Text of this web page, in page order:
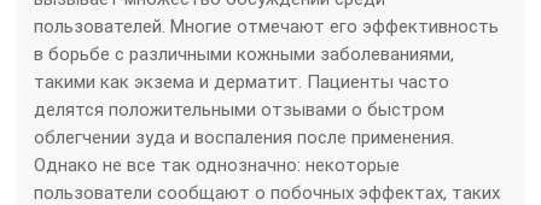
пользователей. Многие отмечают его эффективность
в борьбе с различными кожными заболеваниями,
такими как экзема и дерматит. Пациенты часто
делятся положительными отзывами о быстром
облегчении зуда и воспаления после применения.
Однако не все так однозначно: некоторые
пользователи сообщают о побочных эффектах, таких